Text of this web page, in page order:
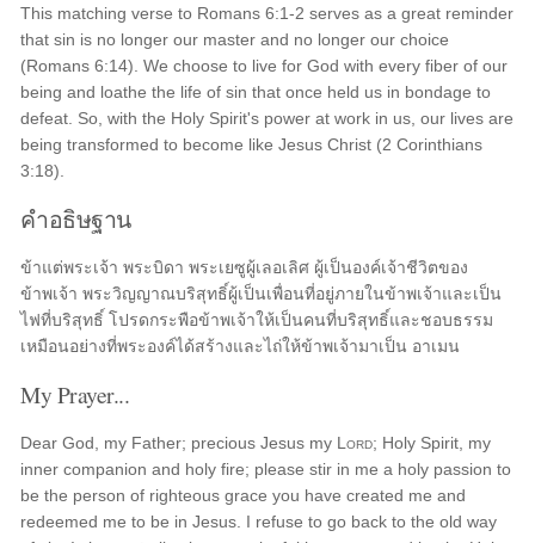
This matching verse to Romans 6:1-2 serves as a great reminder
that sin is no longer our master and no longer our choice
(Romans 6:14). We choose to live for God with every fiber of our
being and loathe the life of sin that once held us in bondage to
defeat. So, with the Holy Spirit's power at work in us, our lives are
being transformed to become like Jesus Christ (2 Corinthians
3:18).
คำอธิษฐาน
ข้าแต่พระเจ้า พระบิดา พระเยซูผู้เลอเลิศ ผู้เป็นองค์เจ้าชีวิตของ
ข้าพเจ้า พระวิญญาณบริสุทธิ์ผู้เป็นเพื่อนที่อยู่ภายในข้าพเจ้าและเป็น
ไฟที่บริสุทธิ์ โปรดกระพือข้าพเจ้าให้เป็นคนที่บริสุทธิ์และชอบธรรม
เหมือนอย่างที่พระองค์ได้สร้างและไถ่ให้ข้าพเจ้ามาเป็น อาเมน
My Prayer...
Dear God, my Father; precious Jesus my Lord; Holy Spirit, my
inner companion and holy fire; please stir in me a holy passion to
be the person of righteous grace you have created me and
redeemed me to be in Jesus. I refuse to go back to the old way